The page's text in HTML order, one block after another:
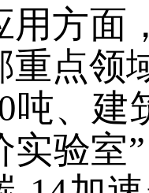
用方面
重点领
吨、建
实验室”